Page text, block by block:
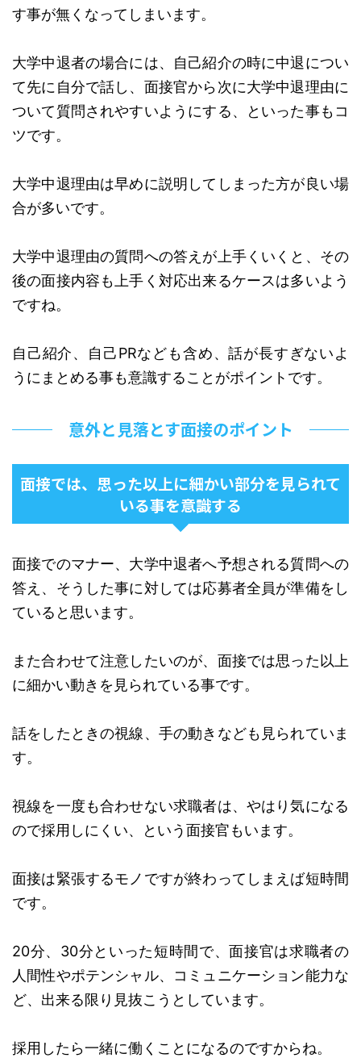
す事が無くなってしまいます。
大学中退者の場合には、自己紹介の時に中退につい
て先に自分で話し、面接官から次に大学中退理由に
ついて質問されやすいようにする、といった事もコ
ツです。
大学中退理由は早めに説明してしまった方が良い場
合が多いです。
大学中退理由の質問への答えが上手くいくと、その
後の面接内容も上手く対応出来るケースは多いよう
ですね。
自己紹介、自己PRなども含め、話が長すぎないよ
うにまとめる事も意識することがポイントです。
意外と見落とす面接のポイント
面接では、思った以上に細かい部分を見られて
いる事を意識する
面接でのマナー、大学中退者へ予想される質問への
答え、そうした事に対しては応募者全員が準備をし
ていると思います。
また合わせて注意したいのが、面接では思った以上
に細かい動きを見られている事です。
話をしたときの視線、手の動きなども見られていま
す。
視線を一度も合わせない求職者は、やはり気になる
ので採用しにくい、という面接官もいます。
面接は緊張するモノですが終わってしまえば短時間
です。
20分、30分といった短時間で、面接官は求職者の
人間性やポテンシャル、コミュニケーション能力な
ど、出来る限り見抜こうとしています。
採用したら一緒に働くことになるのですからね。